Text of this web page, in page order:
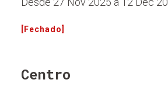
[Fechado]
Centro